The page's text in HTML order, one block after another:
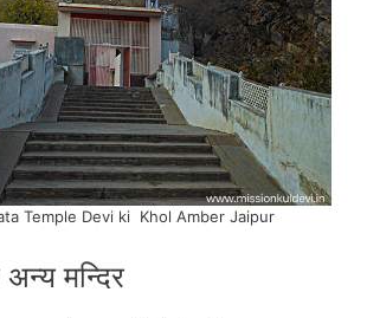
Temple Devi ki Khol Amber Jaipur
मन्दिर